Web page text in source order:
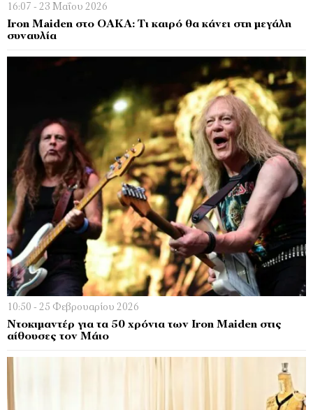
16:07 - 23 Μαΐου 2026
Iron Maiden στο ΟΑΚΑ: Τι καιρό θα κάνει στη μεγάλη
συναυλία
10:50 - 25 Φεβρουαρίου 2026
Ντοκιμαντέρ για τα 50 χρόνια των Iron Maiden στις
αίθουσες τον Μάιο